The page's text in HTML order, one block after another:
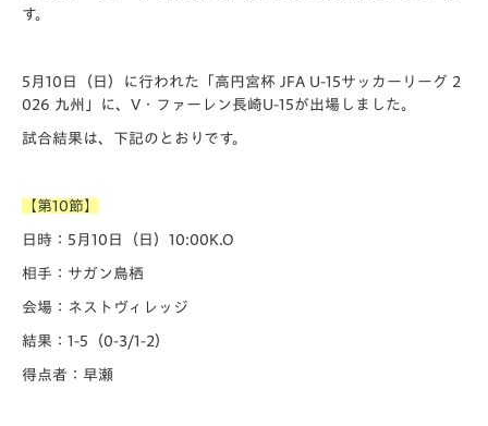
す。
5月10日（日）に行われた「️高円宮杯 JFA U-15サッカーリーグ 2
026 九州」に、V・ファーレン長崎U-15が出場しました。
試合結果は、下記のとおりです。
【第10節】
日時：5月10日（日）10:00K.O
相手：サガン鳥栖
会場：ネストヴィレッジ
結果：1-5（0-3/1-2）
得点者：早瀬